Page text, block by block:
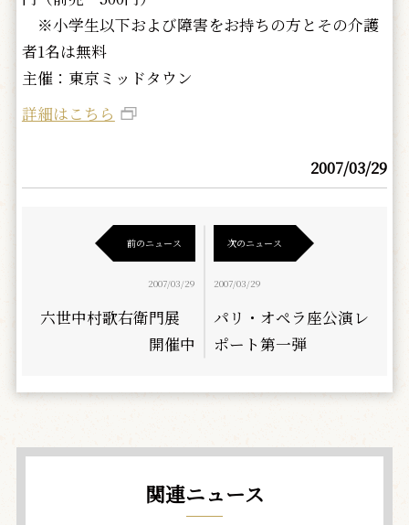
※小学生以下および障害をお持ちの方とその介護
者1名は無料
主催：東京ミッドタウン
詳細はこちら
2007/03/29
前のニュース
2007/03/29
六世中村歌右衛門展
開催中
次のニュース
2007/03/29
パリ・オペラ座公演レ
ポート第一弾
関連ニュース